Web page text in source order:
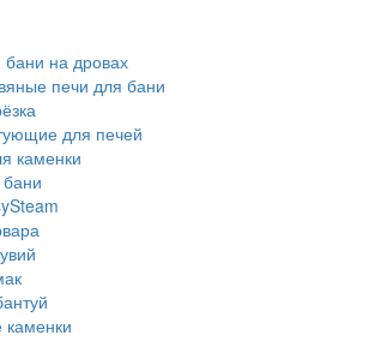
на дровах
печи для бани
для печей
каменки
каменки